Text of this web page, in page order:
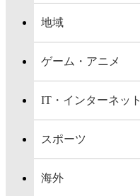
地域
ゲーム・アニメ
IT・インターネット
スポーツ
海外